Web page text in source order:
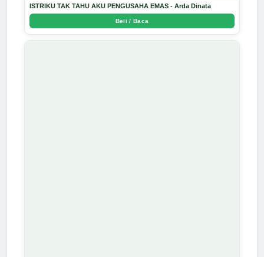
ISTRIKU TAK TAHU AKU PENGUSAHA EMAS - Arda Dinata
Beli / Baca